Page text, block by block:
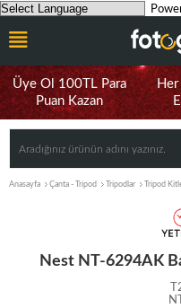
Üye Ol 100TL Para
Puan Kazan
Anasayfa Çanta - Tripod Tripodlar Tripod
Nest NT-6294AK